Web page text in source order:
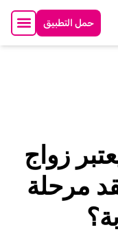
حمل التطبيق
زواج
مرحلة